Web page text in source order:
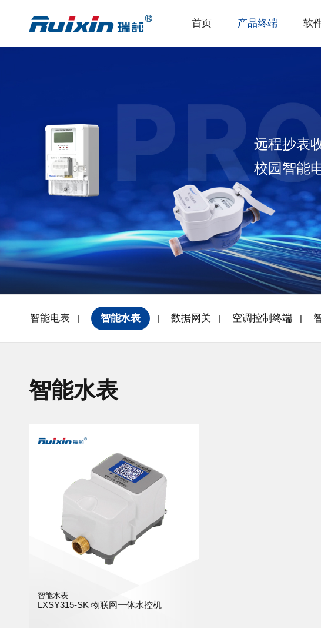
首页 产品终端 软
远程抄表
校园智能
智能电表 智能水表 数据网关 空调控制终端
智能水表
智能水表
LXSY315-SK 物联网一体水控机